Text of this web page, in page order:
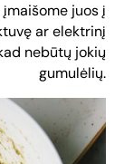
juos į
ar elektrinį
nebūtų jokių
gumulėlių.